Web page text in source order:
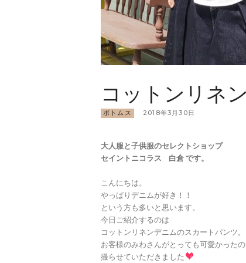
コットンリネ
ボトムス 2018年3月30日
大人服と子供服のセレクトショップ
セイントニコラス 白倉 です。
こんにちは。
やっぱりデニムが好き！！
という方も多いと思います。
今日ご紹介するのは
コットンリネンデニムのスカートパンツ。
お客様のみわさんがとっても可愛かった
撮らせていただきました